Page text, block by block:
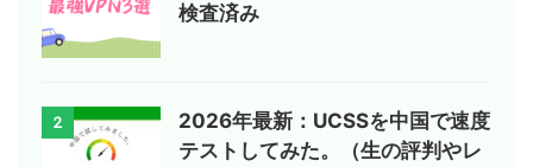
検査済み
2
2026年最新：UCSSを中国で速度
テストしてみた。（生の評判やレ